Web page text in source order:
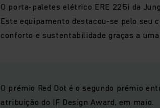
O porta-paletes elétrico ERE 225i da
Este equipamento destacou-se pelo seu
conforto e sustentabilidade graças a
O prémio Red Dot é o segundo prémio
atribuição do IF Design Award, em maio.